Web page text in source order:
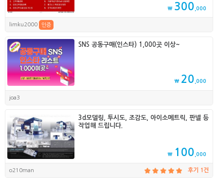
₩ 300 ,000
limku2000 인증
SNS 공동구매(인스타) 1,000곳 이상~
₩ 20 ,000
joa3
3d모델링, 투시도, 조감도, 아이소메트릭, 판넬 등
작업해 드립니다.
₩ 100 ,000
o210man 후기 1건